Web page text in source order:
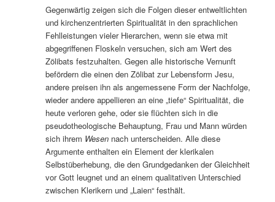
Gegenwärtig zeigen sich die Folgen dieser entweltlichten
und kirchenzentrierten Spiritualität in den sprachlichen
Fehlleistungen vieler Hierarchen, wenn sie etwa mit
abgegriffenen Floskeln versuchen, sich am Wert des
Zölibats festzuhalten. Gegen alle historische Vernunft
befördern die einen den Zölibat zur Lebensform Jesu,
andere preisen ihn als angemessene Form der Nachfolge,
wieder andere appellieren an eine „tiefe“ Spiritualität, die
heute verloren gehe, oder sie flüchten sich in die
pseudotheologische Behauptung, Frau und Mann würden
sich ihrem Wesen nach unterscheiden. Alle diese
Argumente enthalten ein Element der klerikalen
Selbstüberhebung, die den Grundgedanken der Gleichheit
vor Gott leugnet und an einem qualitativen Unterschied
zwischen Klerikern und „Laien“ festhält.